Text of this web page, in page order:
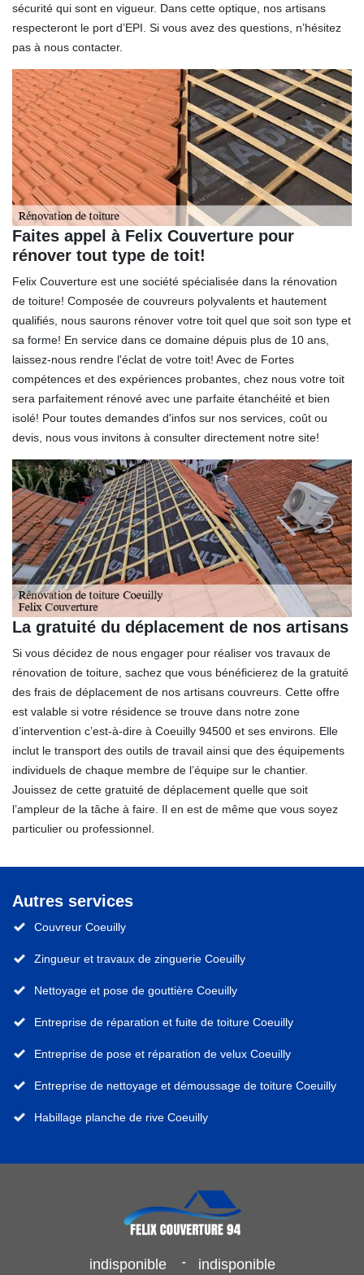
sécurité qui sont en vigueur. Dans cette optique, nos artisans
respecteront le port d’EPI. Si vous avez des questions, n’hésitez
pas à nous contacter.
Faites appel à Felix Couverture pour
rénover tout type de toit!
Felix Couverture est une société spécialisée dans la rénovation
de toiture! Composée de couvreurs polyvalents et hautement
qualifiés, nous saurons rénover votre toit quel que soit son type et
sa forme! En service dans ce domaine dépuis plus de 10 ans,
laissez-nous rendre l'éclat de votre toit! Avec de Fortes
compétences et des expériences probantes, chez nous votre toit
sera parfaitement rénové avec une parfaite étanchéité et bien
isolé! Pour toutes demandes d'infos sur nos services, coût ou
devis, nous vous invitons à consulter directement notre site!
La gratuité du déplacement de nos artisans
Si vous décidez de nous engager pour réaliser vos travaux de
rénovation de toiture, sachez que vous bénéficierez de la gratuité
des frais de déplacement de nos artisans couvreurs. Cette offre
est valable si votre résidence se trouve dans notre zone
d’intervention c’est-à-dire à Coeuilly 94500 et ses environs. Elle
inclut le transport des outils de travail ainsi que des équipements
individuels de chaque membre de l’équipe sur le chantier.
Jouissez de cette gratuité de déplacement quelle que soit
l’ampleur de la tâche à faire. Il en est de même que vous soyez
particulier ou professionnel.
Autres services
Couvreur Coeuilly
Zingueur et travaux de zinguerie Coeuilly
Nettoyage et pose de gouttière Coeuilly
Entreprise de réparation et fuite de toiture Coeuilly
Entreprise de pose et réparation de velux Coeuilly
Entreprise de nettoyage et démoussage de toiture Coeuilly
Habillage planche de rive Coeuilly
indisponible - indisponible